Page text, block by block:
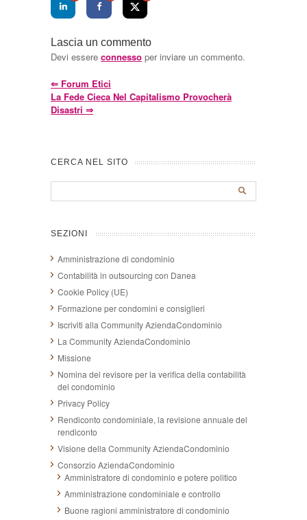
Lascia un commento
Devi essere connesso per inviare un commento.
⇐ Forum Etici
La Fede Cieca Nel Capitalismo Provocherà
Disastri ⇒
CERCA NEL SITO
SEZIONI
Amministrazione di condominio
Contabilità in outsourcing con Danea
Cookie Policy (UE)
Formazione per condomini e consiglieri
Iscriviti alla Community AziendaCondominio
La Community AziendaCondominio
Missione
Nomina del revisore per la verifica della contabilità
del condominio
Privacy Policy
Rendiconto condominiale, la revisione annuale del
rendiconto
Visione della Community AziendaCondominio
Consorzio AziendaCondominio
Amministratore di condominio e potere politico
Amministrazione condominiale e controllo
Buone ragioni amministratore di condominio